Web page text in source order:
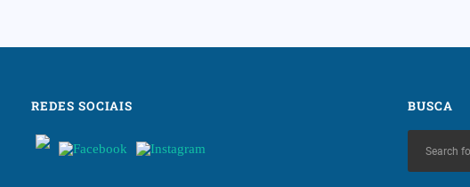
REDES SOCIAIS BUSCA